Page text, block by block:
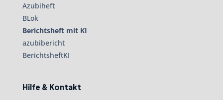
Azubiheft
BLok
Berichtsheft mit KI
azubibericht
BerichtsheftKI
Hilfe & Kontakt